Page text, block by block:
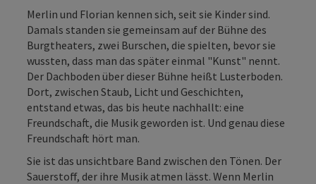
Merlin und Florian kennen sich, seit sie Kinder sind.
Damals standen sie gemeinsam auf der Bühne des
Burgtheaters, zwei Burschen, die spielten, bevor sie
wussten, dass man das später einmal "Kunst" nennt.
Der Dachboden über dieser Bühne heißt Lusterboden.
Dort, zwischen Staub, Licht und Geschichten,
entstand etwas, das bis heute nachhallt: eine
Freundschaft, die Musik geworden ist. Und genau diese
Freundschaft hört man.
Sie ist das unsichtbare Band zwischen den Tönen. Der
Sauerstoff, der ihre Musik atmen lässt. Wenn Merlin